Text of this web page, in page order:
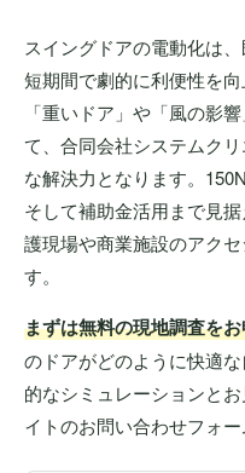
スイングドアの電動化は
短期間で劇的に利便性を
「重いドア」や「風の影
て、合同会社システムク
な解決力となります。
そして補助金活用まで見
護現場や商業施設のアク
す。
まずは無料の現地調査を
のドアがどのように快適
的なシミュレーションと
イトのお問い合わせフォ